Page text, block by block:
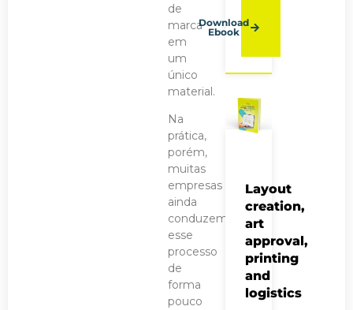
de
marca
em
um
único
material.
Na
prática,
porém,
muitas
empresas
ainda
conduzem
esse
processo
de
forma
pouco
Download
Ebook
Layout
creation,
art
approval,
printing
and
logistics